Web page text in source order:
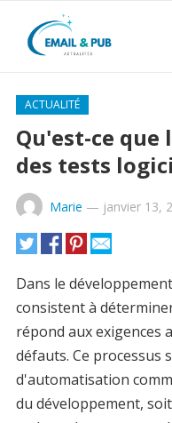
ACTUALITÉ
Qu'est-ce
des tests
Marie — janvier 13,
Dans le
consistent à
répond aux exigences
défauts. Ce processus
d'automatisation
du développement,